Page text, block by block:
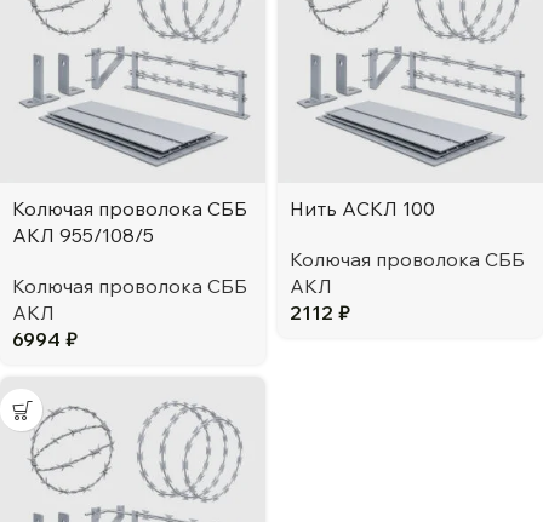
Колючая проволока СББ
АКЛ 955/108/5
Колючая проволока СББ
АКЛ
6994 ₽
Нить АCКЛ 100
Колючая проволока СББ
АКЛ
2112 ₽